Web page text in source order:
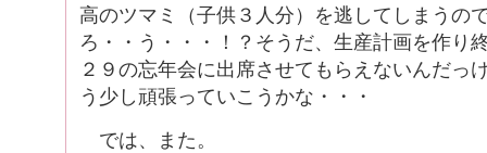
高のツマミ（子供３人分）を逃してしまうの
ろ・・う・・・！？そうだ、生産計画を作り
２９の忘年会に出席させてもらえないんだ
う少し頑張っていこうかな・・・
では、また。